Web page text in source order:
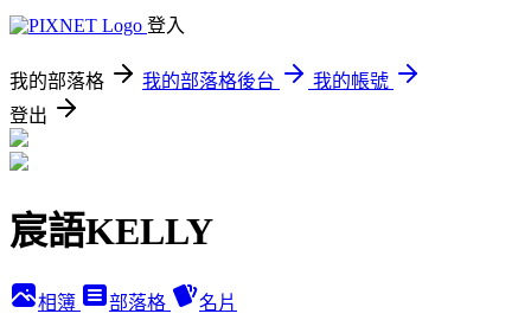
登入
我的部落格 我的部落格後台
我的帳號
登出
宸語KELLY
相簿 部落格 名片